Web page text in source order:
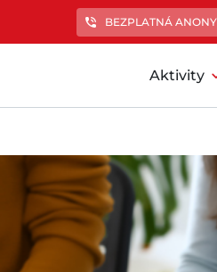
phone_in_talk BEZPLATNÁ
Aktivity